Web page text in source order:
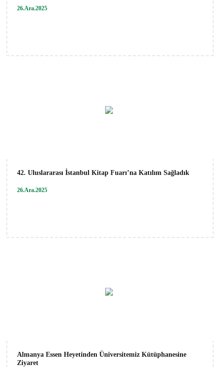
26.Ara.2025
42. Uluslararası İstanbul Kitap Fuarı’na Katılım Sağladık
26.Ara.2025
Almanya Essen Heyetinden Üniversitemiz Kütüphanesine
Ziyaret